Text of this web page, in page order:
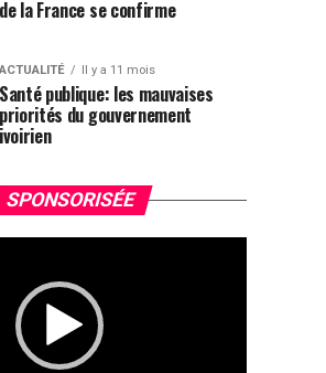
de la France se confirme
ACTUALITÉ Il y a 11 mois
Santé publique: les mauvaises
priorités du gouvernement
ivoirien
SPONSORISÉE
vidéo